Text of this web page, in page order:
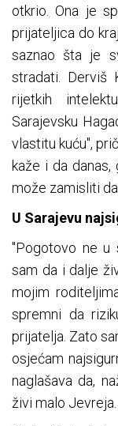
otkrio. Ona je
prijateljica do
saznao šta je
stradati. Derviš
rijetkih
Sarajevsku
vlastitu kuću",
kaže i da
može zamisliti
U Sarajevu
"Pogotovo ne u
sam da i dalje
mojim
spremni da
prijatelja. Zato
osjećam
naglašava da,
živi malo Jevreja.